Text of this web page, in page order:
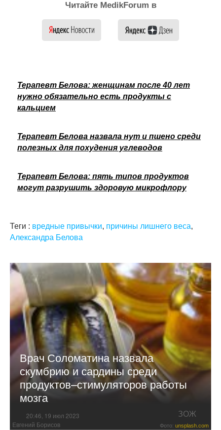
Читайте MedikForum в
Терапевт Белова: женщинам после 40 лет
нужно обязательно есть продукты с
кальцием
Терапевт Белова назвала нут и пшено среди
полезных для похудения углеводов
Терапевт Белова: пять типов продуктов
могут разрушить здоровую микрофлору
Теги : вредные привычки, причины лишнего веса,
Александра Белова
Врач Соломатина назвала
скумбрию и сардины среди
продуктов–стимуляторов работы
мозга
20:46, 19 июл 2023 ЗОЖ
Евгений Борисов Фото: unsplash.com